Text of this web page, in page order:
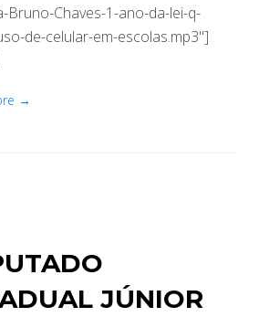
Bruno-Chaves-1-ano-da-lei-q-
de-celular-em-escolas.mp3"]
→
JÚNIOR